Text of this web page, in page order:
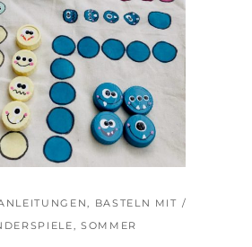
, BASTELN MIT
, SOMMER